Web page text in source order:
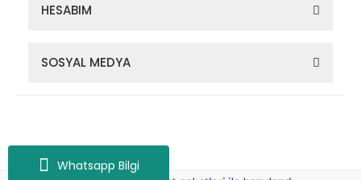
Whatsapp Bilgi
HESABIM
SOSYAL MEDYA